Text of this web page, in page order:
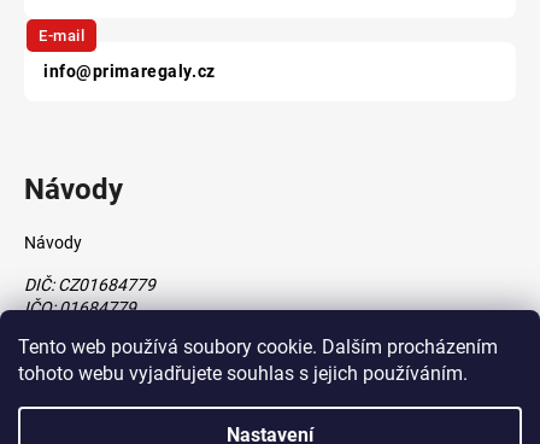
Tento web používá soubory cookie. Dalším procházením
tohoto webu vyjadřujete souhlas s jejich používáním.
Nastavení
E-mail
info@primaregaly.cz
Návody
Návody
DIČ: CZ01684779
IČO: 01684779
Vytvořil Shoptet